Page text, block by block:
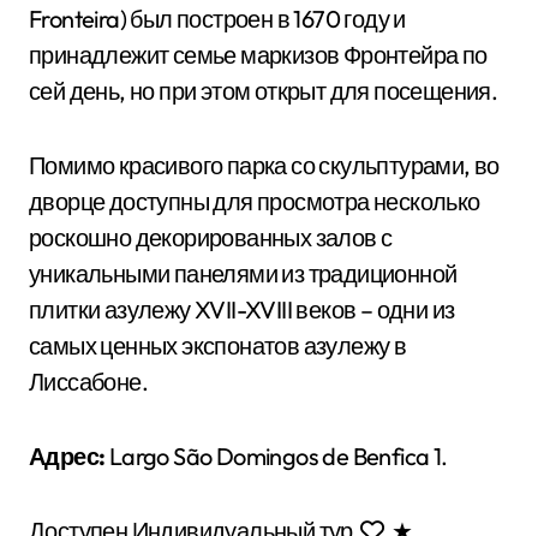
Fronteira) был построен в 1670 году и
принадлежит семье маркизов Фронтейра по
сей день, но при этом открыт для посещения.
Помимо красивого парка со скульптурами, во
дворце доступны для просмотра несколько
роскошно декорированных залов с
уникальными панелями из традиционной
плитки азулежу XVII-XVIII веков – одни из
самых ценных экспонатов азулежу в
Лиссабоне.
Адрес: Largo São Domingos de Benfica 1.